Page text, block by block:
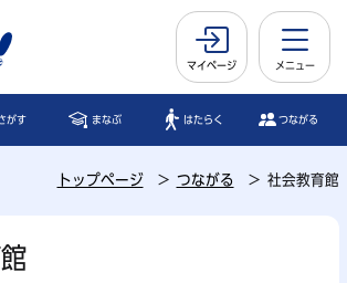
マイページ メニュー
がす まなぶ はたらく つながる
トップページ つながる 社会教育館